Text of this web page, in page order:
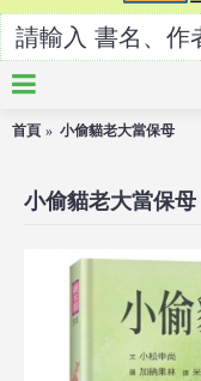
首頁 小偷貓老大當保母
小偷貓老大當保母